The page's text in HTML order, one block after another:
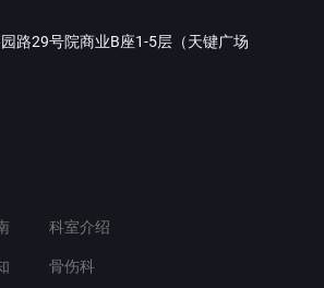
路29号院商业B座1-5层（天键广场
科室介绍
骨伤科